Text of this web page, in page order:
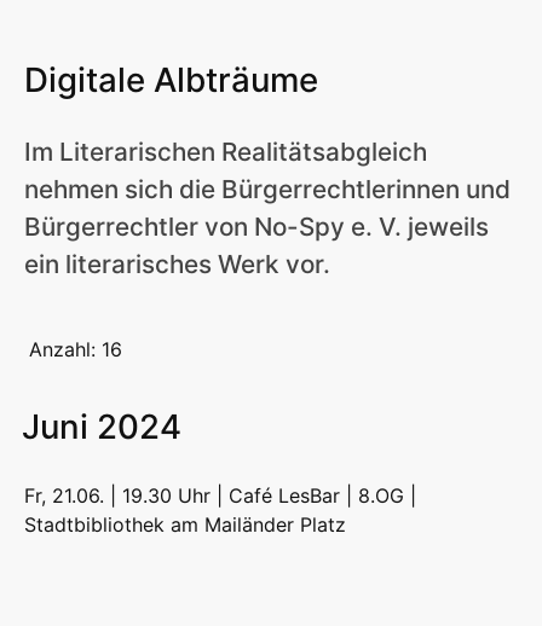
Digitale Albträume
Im Literarischen Realitätsabgleich
nehmen sich die Bürgerrechtlerinnen und
Bürgerrechtler von No-Spy e. V. jeweils
ein literarisches Werk vor.
Anzahl: 16
Juni 2024
Fr, 21.06. | 19.30 Uhr | Café LesBar | 8.OG |
Stadtbibliothek am Mailänder Platz